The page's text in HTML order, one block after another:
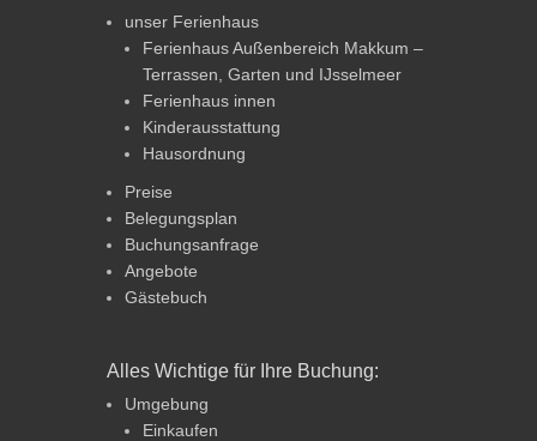
unser Ferienhaus
Ferienhaus Außenbereich Makkum –
Terrassen, Garten und IJsselmeer
Ferienhaus innen
Kinderausstattung
Hausordnung
Preise
Belegungsplan
Buchungsanfrage
Angebote
Gästebuch
Alles Wichtige für Ihre Buchung:
Umgebung
Einkaufen